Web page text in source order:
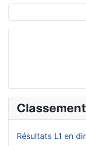
Résultats L1 en